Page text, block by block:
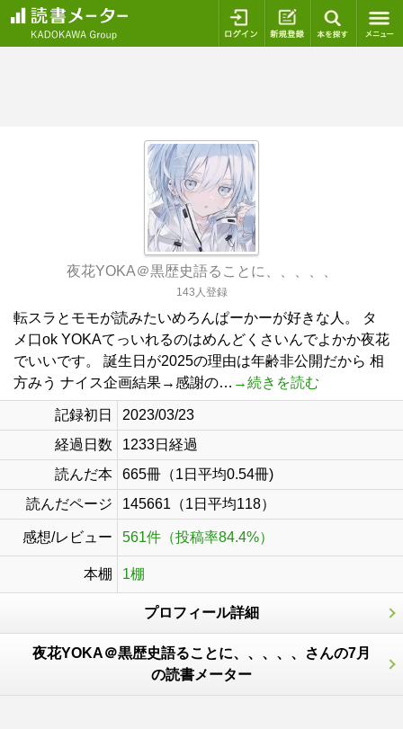
ログイン 新規登録
夜花YOKA＠黒歴史語ることに、、、、、
143人登録
転スラとモモが読みたいめろんぱーかーが好きな人。 タ
メ口ok YOKAてっいれるのはめんどくさいんでよかか夜花
でいいです。 誕生日が2025の理由は年齢非公開だから 相
方みう ナイス企画結果→感謝の… →続きを読む
記録初日
2023/03/23
経過日数
1233日経過
読んだ本
665冊（1日平均0.54冊)
読んだページ
145661（1日平均118）
感想/レビュー 561件（投稿率84.4%）
本棚 1棚
プロフィール詳細
夜花YOKA＠黒歴史語ることに、、、、、さんの7月
の読書メーター